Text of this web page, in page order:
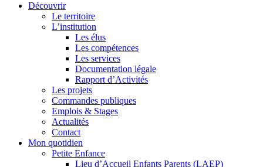
Découvrir
Le territoire
L’institution
Les élus
Les compétences
Les services
Documentation légale
Rapport d’Activités
Les projets
Commandes publiques
Emplois & Stages
Actualités
Contact
Mon quotidien
Petite Enfance
Lieu d’Accueil Enfants Parents (LAEP)